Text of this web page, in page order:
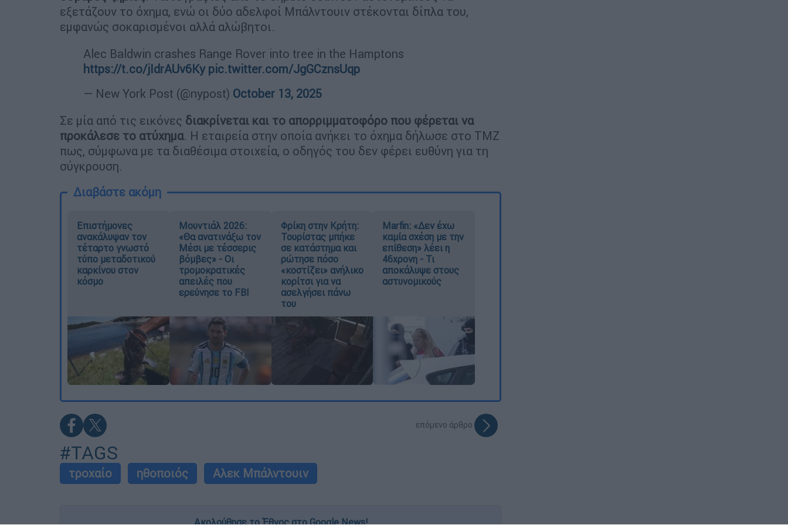
εξετάζουν το όχημα, ενώ οι δύο αδελφοί Μπάλντουιν στέκονται δίπλα του,
εμφανώς σοκαρισμένοι αλλά αλώβητοι.
Alec Baldwin crashes Range Rover into tree in the Hamptons
https://t.co/jIdrAUv6Ky pic.twitter.com/JgGCznsUqp
— New York Post (@nypost) October 13, 2025
Σε μία από τις εικόνες διακρίνεται και το απορριμματοφόρο που φέρεται να
προκάλεσε το ατύχημα. Η εταιρεία στην οποία ανήκει το όχημα δήλωσε στο TMZ
πως, σύμφωνα με τα διαθέσιμα στοιχεία, ο οδηγός του δεν φέρει ευθύνη για τη
σύγκρουση.
Διαβάστε ακόμη
Επιστήμονες
ανακάλυψαν τον
τέταρτο γνωστό
τύπο μεταδοτικού
καρκίνου στον
κόσμο
Μουντιάλ 2026:
«Θα ανατινάξω τον
Μέσι με τέσσερις
βόμβες» - Οι
τρομοκρατικές
απειλές που
ερεύνησε το FBI
Φρίκη στην Κρήτη:
Τουρίστας μπήκε
σε κατάστημα και
ρώτησε πόσο
«κοστίζει» ανήλικο
κορίτσι για να
ασελγήσει πάνω
του
Marfin: «Δεν έχω
καμία σχέση με την
επίθεση» λέει η
46χρονη - Τι
αποκάλυψε στους
αστυνομικούς
επόμενο άρθρο
#TAGS
τροχαίο ηθοποιός Αλεκ Μπάλντουιν
Ακολούθησε το Έθνος στο Google News!